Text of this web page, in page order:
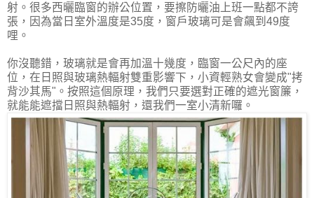
射。很多西曬臨窗的辦公位置，要擦防曬油上班一點都不誇
張，因為當日室外溫度是35度，窗戶玻璃可是會飆到49度
哩。
你沒聽錯，玻璃就是會再加溫十幾度，臨窗一公尺內的座
位，在日照與玻璃熱輻射雙重影響下，小資輕熟女會變成"拷
背沙其馬"。按照這個原理，我們只要選對正確的遮光窗簾，
就能能遮擋日照與熱輻射，還我們一室小清新囉。